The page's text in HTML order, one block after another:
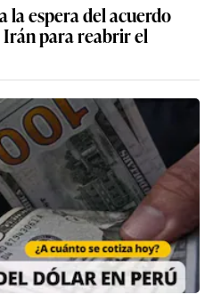
la espera del acuerdo
Irán para reabrir el